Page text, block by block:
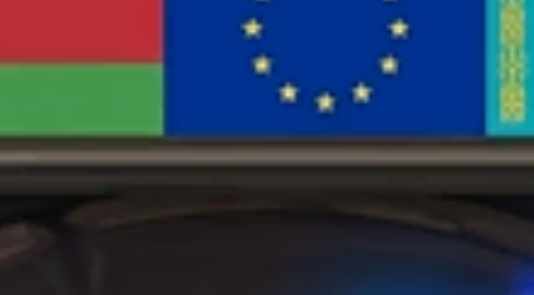
товара.